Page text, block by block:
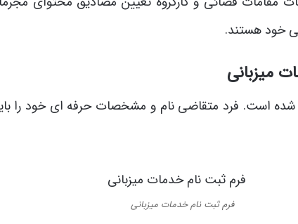
خود هستند.
میزبانی
شده است. فرد متقاضی نام و مشخصات حرفه ای خود را
فرم ثبت نام خدمات میزبانی